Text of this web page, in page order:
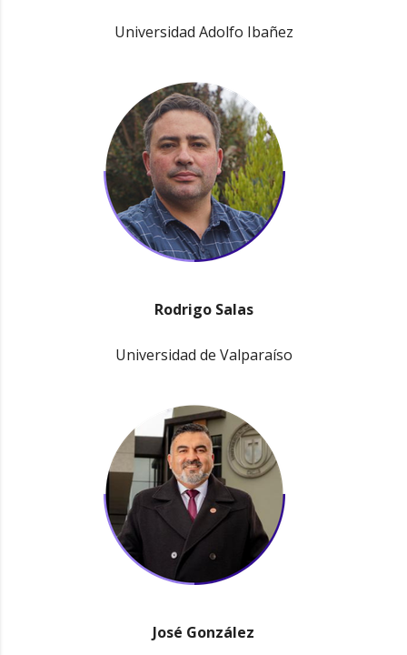
Universidad Adolfo Ibañez
Rodrigo Salas
Universidad de Valparaíso
José González